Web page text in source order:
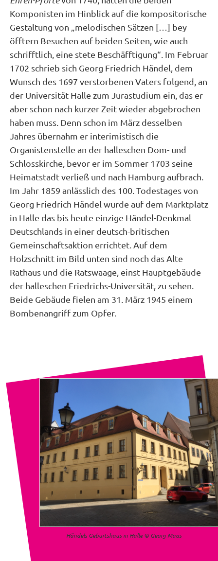
Komponisten im Hinblick auf die kompositorische
Gestaltung von „melodischen Sätzen […] bey
öfftern Besuchen auf beiden Seiten, wie auch
schrifftlich, eine stete Beschäfftigung“. Im Februar
1702 schrieb sich Georg Friedrich Händel, dem
Wunsch des 1697 verstorbenen Vaters folgend, an
der Universität Halle zum Jurastudium ein, das er
aber schon nach kurzer Zeit wieder abgebrochen
haben muss. Denn schon im März desselben
Jahres übernahm er interimistisch die
Organistenstelle an der halleschen Dom- und
Schlosskirche, bevor er im Sommer 1703 seine
Heimatstadt verließ und nach Hamburg aufbrach.
Im Jahr 1859 anlässlich des 100. Todestages von
Georg Friedrich Händel wurde auf dem Marktplatz
in Halle das bis heute einzige Händel-Denkmal
Deutschlands in einer deutsch-britischen
Gemeinschaftsaktion errichtet. Auf dem
Holzschnitt im Bild unten sind noch das Alte
Rathaus und die Ratswaage, einst Hauptgebäude
der halleschen Friedrichs-Universität, zu sehen.
Beide Gebäude fielen am 31. März 1945 einem
Bombenangriff zum Opfer.
Händels Geburtshaus in Halle © Georg Maas